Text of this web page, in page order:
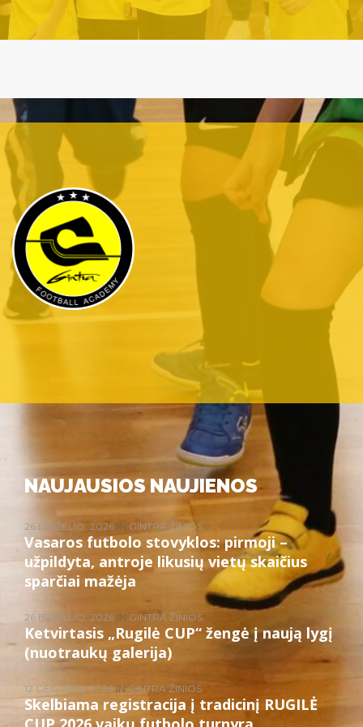
NAUJAUSIOS NAUJIENOS
26 BIRŽELIO, 2026 IN GINTRA ŽINIOS
Vasaros futbolo stovyklos: pirmoji –
užpildyta, antroje likusių vietų skaičius
sparčiai mažėja
26 BIRŽELIO, 2026 IN GINTRA ŽINIOS
Ketvirtasis „Rugilė CUP“ žengė į naują lygį
(nuotraukų galerija)
12 GEGUŽĖS, 2026 IN GINTRA ŽINIOS
Skelbiama registracija į tradicinį RUGILĖ